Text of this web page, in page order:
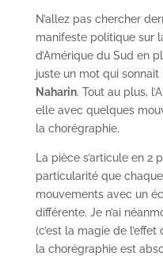
N’allez pas chercher
manifeste politique sur
d’Amérique du Sud en
juste un mot qui sonnait
Naharin. Tout au plus,
elle avec quelques
la chorégraphie.
La pièce s’articule en
particularité que
mouvements avec un
différente. Je n’ai
(c’est la magie de
la chorégraphie est